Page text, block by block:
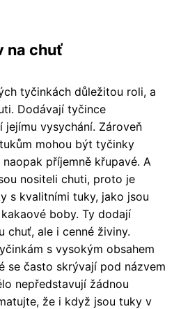
na chuť
tyčinkách důležitou roli, a
Dodávají tyčince
jejímu vysychání. Zároveň
mohou být tyčinky
naopak příjemně křupavé. A
nositeli chuti, proto je
s kvalitními tuky, jako jsou
boby. Ty dodají
chuť, ale i cenné živiny.
s vysokým obsahem
se často skrývají pod názvem
nepředstavují žádnou
že i když jsou tuky v